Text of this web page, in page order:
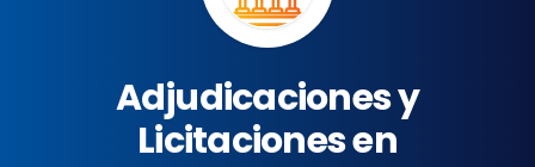
Adjudicaciones y
Licitaciones en